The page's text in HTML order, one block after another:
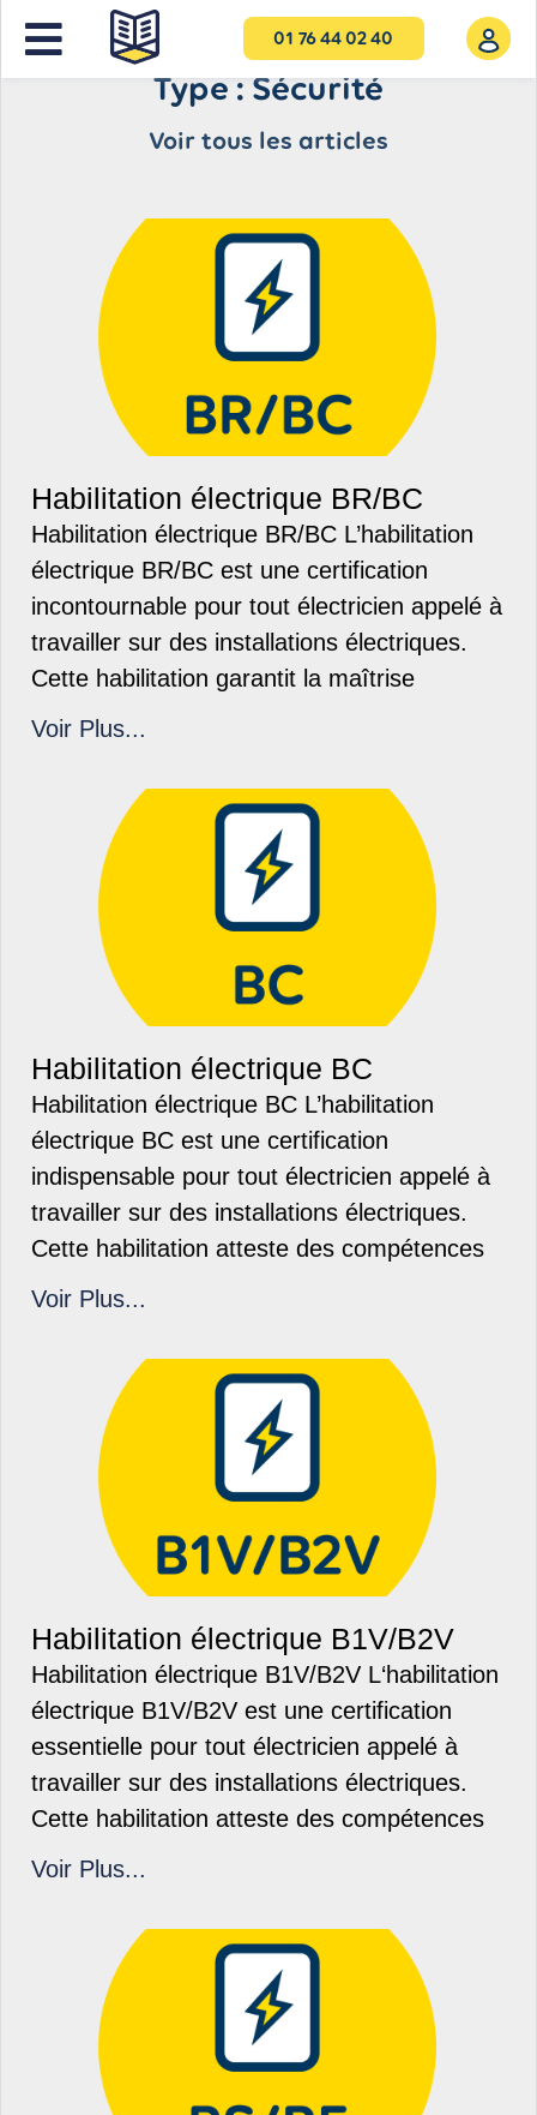
01 76 44 02 40
Type : Sécurité
Voir tous les articles
Habilitation électrique BR/BC
Habilitation électrique BR/BC L’habilitation
électrique BR/BC est une certification
incontournable pour tout électricien appelé à
travailler sur des installations électriques.
Cette habilitation garantit la maîtrise
Voir Plus...
Habilitation électrique BC
Habilitation électrique BC L’habilitation
électrique BC est une certification
indispensable pour tout électricien appelé à
travailler sur des installations électriques.
Cette habilitation atteste des compétences
Voir Plus...
Habilitation électrique B1V/B2V
Habilitation électrique B1V/B2V L‘habilitation
électrique B1V/B2V est une certification
essentielle pour tout électricien appelé à
travailler sur des installations électriques.
Cette habilitation atteste des compétences
Voir Plus...